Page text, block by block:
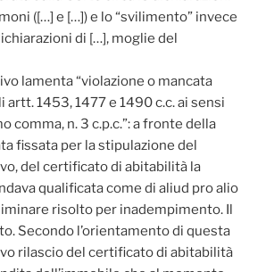
([…] e […]) e lo “svilimento” invece
di […], moglie del
lamenta “violazione o mancata
artt. 1453, 1477 e 1490 c.c. ai sensi
comma, n. 3 c.p.c.”: a fronte della
fissata per la stipulazione del
del certificato di abitabilità la
qualificata come di aliud pro alio
risolto per inadempimento. Il
Secondo l’orientamento di questa
rilascio del certificato di abitabilità